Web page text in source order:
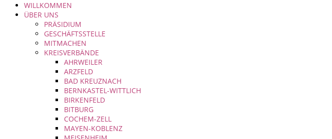
WILLKOMMEN
ÜBER UNS
PRÄSIDIUM
GESCHÄFTSSTELLE
MITMACHEN
KREISVERBÄNDE
AHRWEILER
ARZFELD
BAD KREUZNACH
BERNKASTEL-WITTLICH
BIRKENFELD
BITBURG
COCHEM-ZELL
MAYEN-KOBLENZ